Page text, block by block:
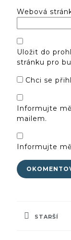
Webová
Uložit do
stránku pro
Chci se
Informujte
mailem.
Informujte
příspěvek
STARŠÍ